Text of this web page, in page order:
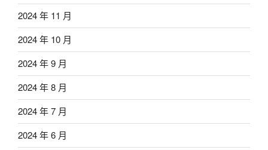
2024 年 11 月
2024 年 10 月
2024 年 9 月
2024 年 8 月
2024 年 7 月
2024 年 6 月